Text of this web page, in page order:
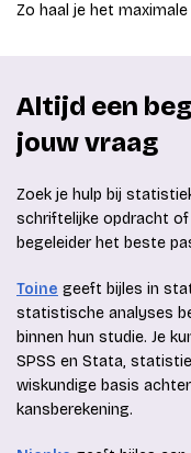
Zo haal je het
Altijd een
jouw vraag
Zoek je hulp bij
schriftelijke opdracht of
begeleider het beste
Toine geeft bijles in
statistische analyses
binnen hun studie. Je
SPSS en Stata,
wiskundige basis
kansberekening.